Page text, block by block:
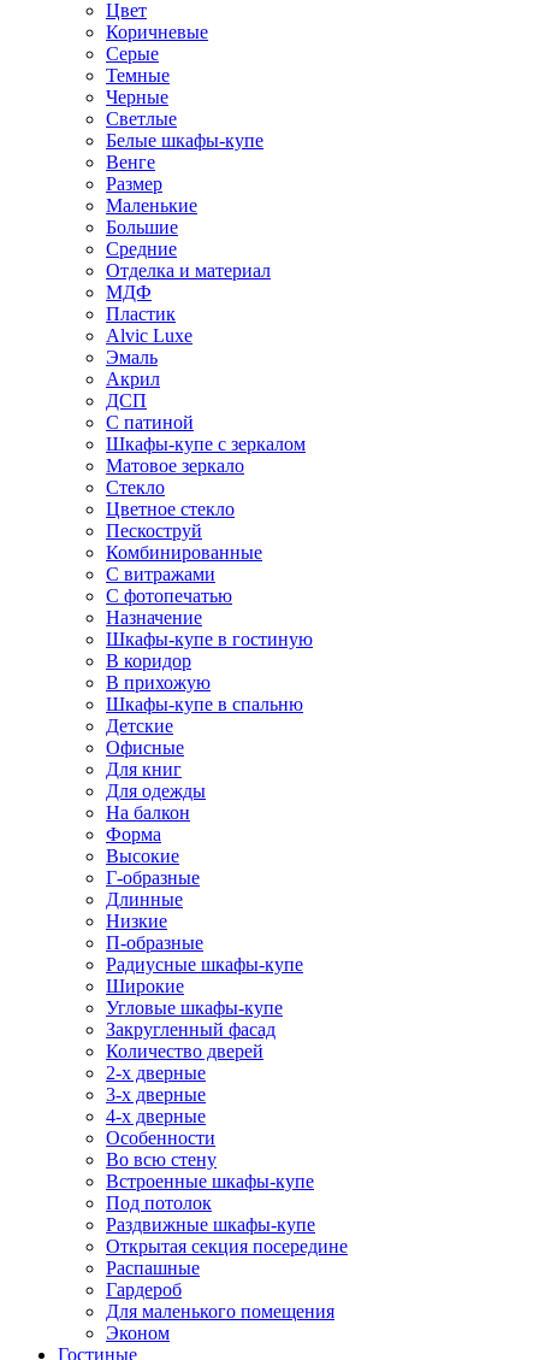
Цвет
Коричневые
Серые
Темные
Черные
Светлые
Белые шкафы-купе
Венге
Размер
Маленькие
Большие
Средние
Отделка и материал
МДФ
Пластик
Alvic Luxe
Эмаль
Акрил
ДСП
С патиной
Шкафы-купе с зеркалом
Матовое зеркало
Стекло
Цветное стекло
Пескоструй
Комбинированные
С витражами
С фотопечатью
Назначение
Шкафы-купе в гостиную
В коридор
В прихожую
Шкафы-купе в спальню
Детские
Офисные
Для книг
Для одежды
На балкон
Форма
Высокие
Г-образные
Длинные
Низкие
П-образные
Радиусные шкафы-купе
Широкие
Угловые шкафы-купе
Закругленный фасад
Количество дверей
2-х дверные
3-х дверные
4-х дверные
Особенности
Во всю стену
Встроенные шкафы-купе
Под потолок
Раздвижные шкафы-купе
Открытая секция посередине
Распашные
Гардероб
Для маленького помещения
Эконом
Гостиные